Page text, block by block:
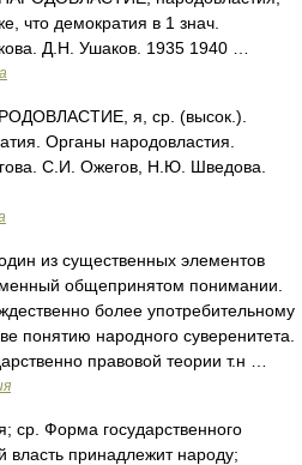
что демократия в 1 знач.
Д.Н. Ушаков. 1935 1940 …
я, ср. (высок.).
Органы народовластия.
С.И. Ожегов, Н.Ю. Шведова.
из существенных элементов
общепринятом понимании.
более употребительному
понятию народного суверенитета.
правовой теории т.н …
ср. Форма государственного
власть принадлежит народу;